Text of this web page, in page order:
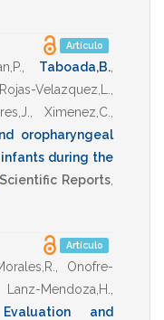
Artículo
Taboada,B.
Rojas-Velazquez,L.
,Ximenez,C.
oropharyngeal
during the
Scientific Reports
Artículo
Onofre-
Lanz-Mendoza,H.
Evaluation and